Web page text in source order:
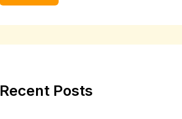
Recent Posts